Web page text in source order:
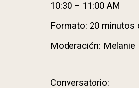
10:30 – 11:00 AM
Formato: 20 minutos
Moderación: Melanie
Conversatorio: